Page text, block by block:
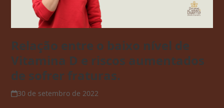
Relação entre o baixo nível de
Vitamina D e riscos aumentados
de sofrer fraturas.
30 de setembro de 2022